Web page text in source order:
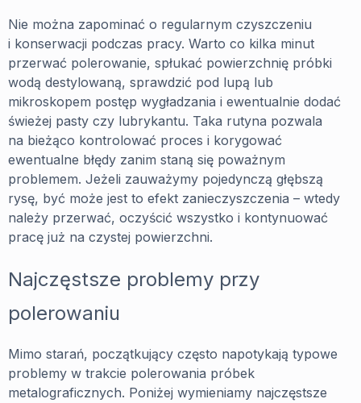
Nie można zapominać o regularnym czyszczeniu
i konserwacji podczas pracy. Warto co kilka minut
przerwać polerowanie, spłukać powierzchnię próbki
wodą destylowaną, sprawdzić pod lupą lub
mikroskopem postęp wygładzania i ewentualnie dodać
świeżej pasty czy lubrykantu. Taka rutyna pozwala
na bieżąco kontrolować proces i korygować
ewentualne błędy zanim staną się poważnym
problemem. Jeżeli zauważymy pojedynczą głębszą
rysę, być może jest to efekt zanieczyszczenia – wtedy
należy przerwać, oczyścić wszystko i kontynuować
pracę już na czystej powierzchni.
Najczęstsze problemy przy
polerowaniu
Mimo starań, początkujący często napotykają typowe
problemy w trakcie polerowania próbek
metalograficznych. Poniżej wymieniamy najczęstsze